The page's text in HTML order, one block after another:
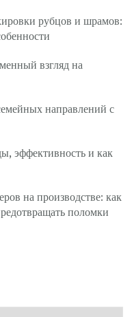
рубцов и шрамов:
взгляд на
направлений с
эффективность и как
на производстве: как
поломки